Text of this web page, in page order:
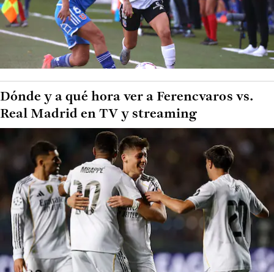
Dónde y a qué hora ver a Ferencvaros vs.
Real Madrid en TV y streaming